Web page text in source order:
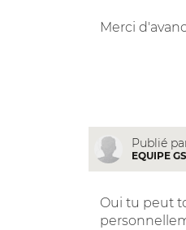
Merci
Publié
EQUIPE
Oui tu peut